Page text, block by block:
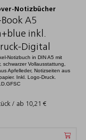
Notizbücher
Book A5
inkl.
Digital
Notizbuch in DIN A5 mit
schwarzer Vollausstattung,
Apfelleder, Notizseiten aus
Inkl. Logo-Druck.
/ ab 10,21 €